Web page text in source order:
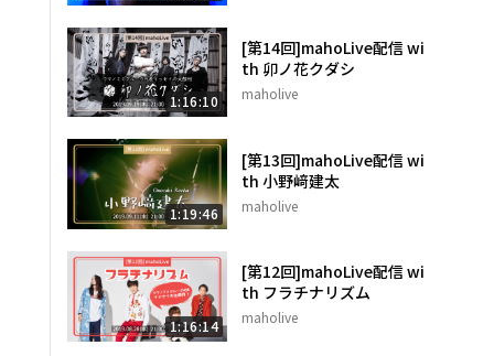
1:16:10
[第14回]mahoLive配信 wi
th 卯ノ花クダシ
maholive
1:19:46
[第13回]mahoLive配信 wi
th 小野﨑建太
maholive
1:16:14
[第12回]mahoLive配信 wi
th フラチナリズム
maholive